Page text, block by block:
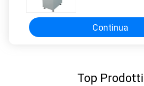
dallo SpA di Omron
Continua
Top Prodotti